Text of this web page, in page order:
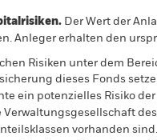
Der Wert der
Anleger erhalten den
Risiken unter dem
dieses Fonds
ein potenzielles Risiko
vorhanden